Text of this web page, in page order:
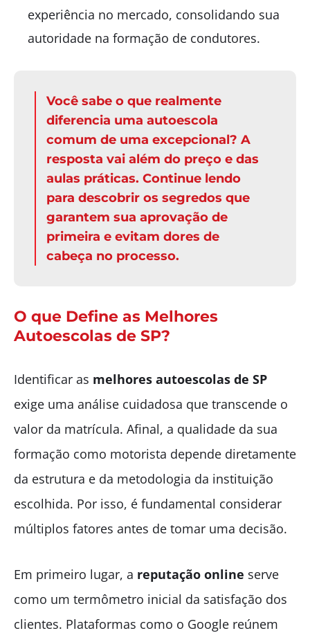
experiência no mercado, consolidando sua
autoridade na formação de condutores.
Você sabe o que realmente
diferencia uma autoescola
comum de uma excepcional? A
resposta vai além do preço e das
aulas práticas. Continue lendo
para descobrir os segredos que
garantem sua aprovação de
primeira e evitam dores de
cabeça no processo.
O que Define as Melhores
Autoescolas de SP?
Identificar as melhores autoescolas de SP
exige uma análise cuidadosa que transcende o
valor da matrícula. Afinal, a qualidade da sua
formação como motorista depende diretamente
da estrutura e da metodologia da instituição
escolhida. Por isso, é fundamental considerar
múltiplos fatores antes de tomar uma decisão.
Em primeiro lugar, a reputação online serve
como um termômetro inicial da satisfação dos
clientes. Plataformas como o Google reúnem